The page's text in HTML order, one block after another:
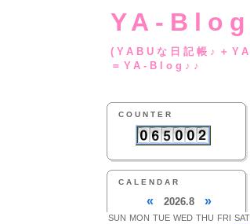
YA-
(YABUな
＝YA-Blog♪♪
COUNTER
CALENDAR
« 2026.8 »
SUN MON TUE WED THU FRI SAT